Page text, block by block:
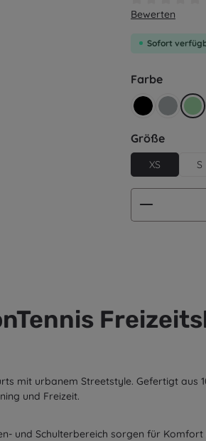
Bewerten
Sofort
Farbe
schwarzgrau
Größe
XS S
mit urbanem Streetstyle. Gefertigt aus
und Freizeit.
und Schulterbereich sorgen für Komfort